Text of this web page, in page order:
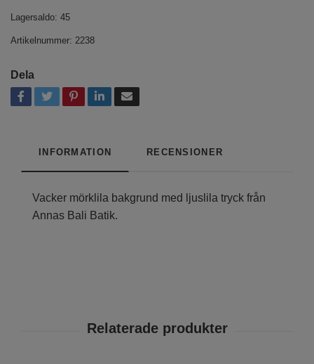
Lagersaldo: 45
Artikelnummer: 2238
Dela
INFORMATION RECENSIONER
Vacker mörklila bakgrund med ljuslila tryck från
Annas Bali Batik.